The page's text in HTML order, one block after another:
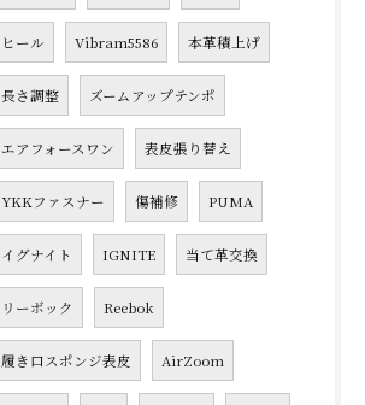
ヒール Vibram5586 本革積上げ
長さ調整 ズームアップテンポ
エアフォースワン 表皮張り替え
YKKファスナー 傷補修 PUMA
イグナイト IGNITE 当て革交換
リーボック Reebok
履き口スポンジ表皮 AirZoom